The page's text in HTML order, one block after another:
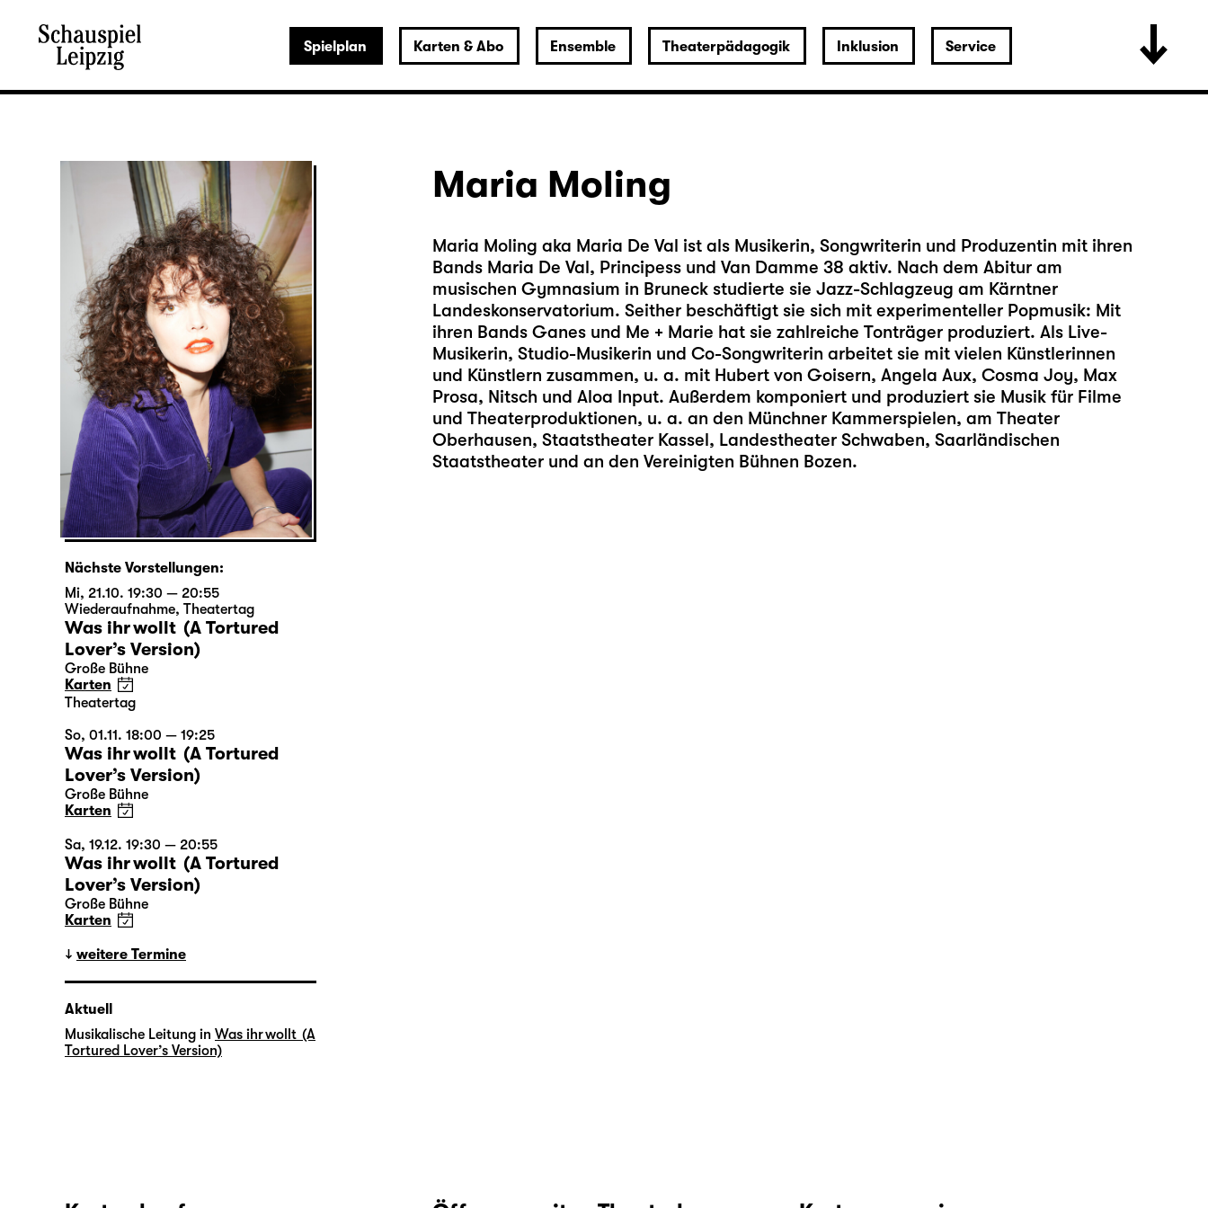
Spielplan Karten & Abo Ensemble Theaterpädagogik Inklusion Service
Maria Moling
Maria Moling aka Maria De Val ist als Musikerin, Songwriterin und Produzentin mit ihren
Bands Maria De Val, Principess und Van Damme 38 aktiv. Nach dem Abitur am
musischen Gymnasium in Bruneck studierte sie Jazz-Schlagzeug am Kärntner
Landeskonservatorium. Seither beschäftigt sie sich mit experimenteller Popmusik: Mit
ihren Bands Ganes und Me + Marie hat sie zahlreiche Tonträger produziert. Als Live-
Musikerin, Studio-Musikerin und Co-Songwriterin arbeitet sie mit vielen Künstlerinnen
und Künstlern zusammen, u. a. mit Hubert von Goisern, Angela Aux, Cosma Joy, Max
Prosa, Nitsch und Aloa Input. Außerdem komponiert und produziert sie Musik für Filme
und Theaterproduktionen, u. a. an den Münchner Kammerspielen, am Theater
Oberhausen, Staatstheater Kassel, Landestheater Schwaben, Saarländischen
Staatstheater und an den Vereinigten Bühnen Bozen.
Nächste Vorstellungen:
Mi, 21.10. 19:30 — 20:55
Wiederaufnahme, Theatertag
Was ihr wollt (A Tortured
Lover’s Version)
Große Bühne
Karten
Theatertag
So, 01.11. 18:00 — 19:25
Was ihr wollt (A Tortured
Lover’s Version)
Große Bühne
Karten
Sa, 19.12. 19:30 — 20:55
Was ihr wollt (A Tortured
Lover’s Version)
Große Bühne
Karten
weitere Termine
Aktuell
Musikalische Leitung in Was ihr wollt (A
Tortured Lover’s Version)